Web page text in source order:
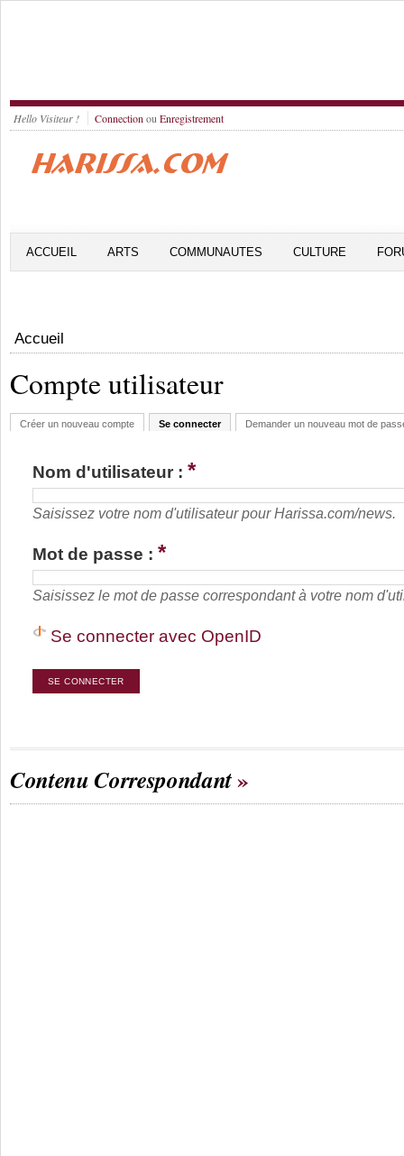
Hello Visiteur ! Connection ou Enregistrement
ACCUEIL ARTS COMMUNAUTES CULTURE
Accueil
Compte utilisateur
Créer un nouveau compte Se connecter Demander un nouveau mot de
Nom d'utilisateur : *
Saisissez votre nom d'utilisateur pour Harissa.com/news.
Mot de passe : *
Saisissez le mot de passe correspondant à votre nom
Se connecter avec OpenID
Contenu Correspondant